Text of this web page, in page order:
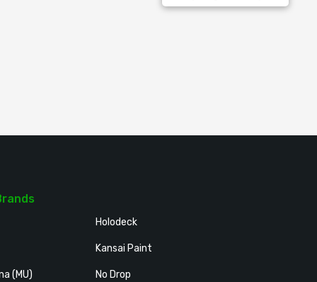
(MU)
Holodeck
Kansai Paint
No Drop